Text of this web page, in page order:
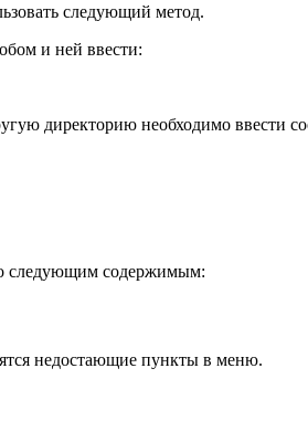
следующий метод.
и ней ввести:
директорию необходимо ввести
следующим содержимым:
недостающие пункты в меню.